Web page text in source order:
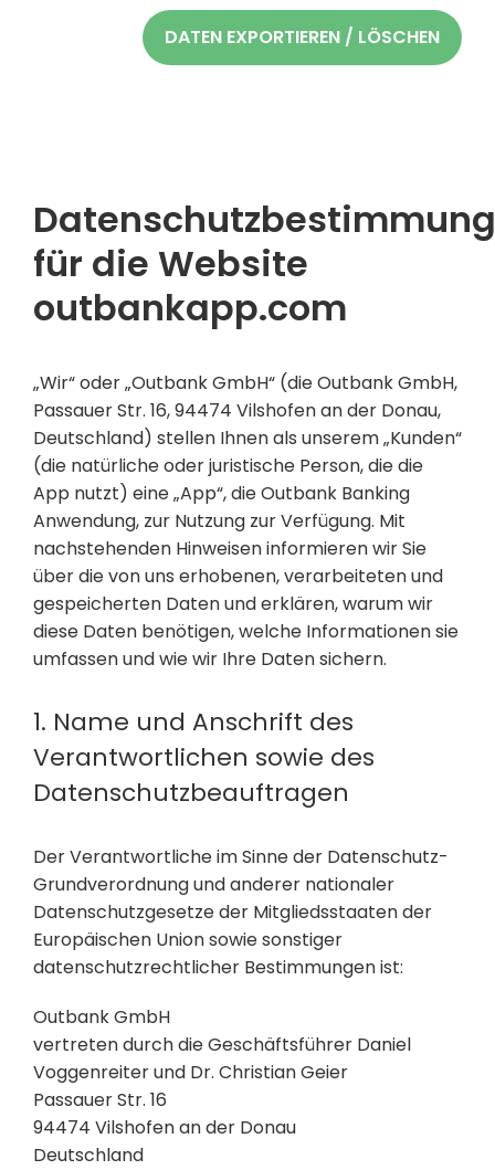
DATEN EXPORTIEREN / LÖSCHEN
für die Website
outbankapp.com
„Wir“ oder „Outbank GmbH“ (die Outbank GmbH,
Passauer Str. 16, 94474 Vilshofen an der Donau,
Deutschland) stellen Ihnen als unserem „Kunden“
(die natürliche oder juristische Person, die die
App nutzt) eine „App“, die Outbank Banking
Anwendung, zur Nutzung zur Verfügung. Mit
nachstehenden Hinweisen informieren wir Sie
über die von uns erhobenen, verarbeiteten und
gespeicherten Daten und erklären, warum wir
diese Daten benötigen, welche Informationen sie
umfassen und wie wir Ihre Daten sichern.
1. Name und Anschrift des
Verantwortlichen sowie des
Datenschutzbeauftragen
Der Verantwortliche im Sinne der Datenschutz-
Grundverordnung und anderer nationaler
Datenschutzgesetze der Mitgliedsstaaten der
Europäischen Union sowie sonstiger
datenschutzrechtlicher Bestimmungen ist:
Outbank GmbH
vertreten durch die Geschäftsführer Daniel
Voggenreiter und Dr. Christian Geier
Passauer Str. 16
94474 Vilshofen an der Donau
Deutschland